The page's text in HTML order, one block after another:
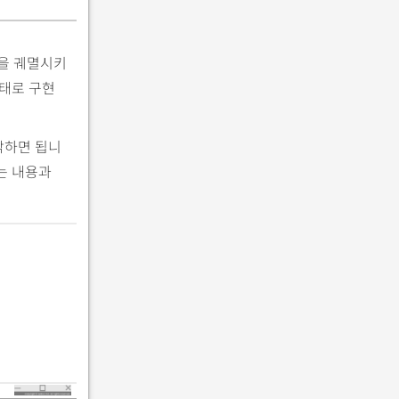
궤멸시키
로 구현
면 됩니
내용과